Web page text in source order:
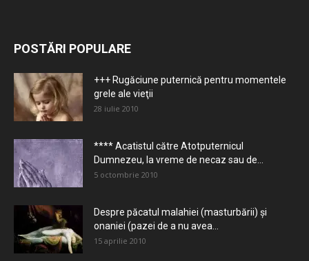
POSTĂRI POPULARE
+++ Rugăciune puternică pentru momentele
grele ale vieţii
28 iulie 2010
**** Acatistul către Atotputernicul
Dumnezeu, la vreme de necaz sau de...
5 octombrie 2010
Despre păcatul malahiei (masturbării) şi
onaniei (pazei de a nu avea...
15 aprilie 2010